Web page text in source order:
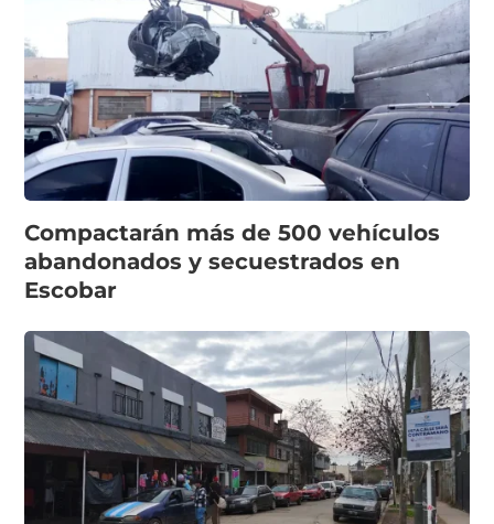
Compactarán más de 500 vehículos
abandonados y secuestrados en
Escobar